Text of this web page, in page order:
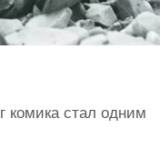
комика стал одним